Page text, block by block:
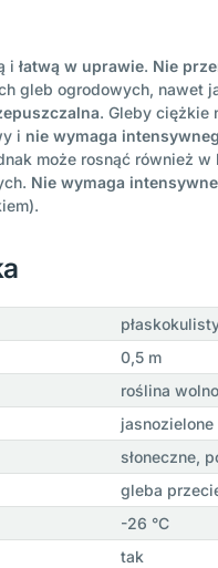
i łatwą w uprawie. Nie
gleb ogrodowych, nawet
. Gleby ciężkie
i nie wymaga
może rosnąć również
Nie wymaga
0,5 m
roślina
jasnozielone
słoneczne,
gleba
-26 °C
tak